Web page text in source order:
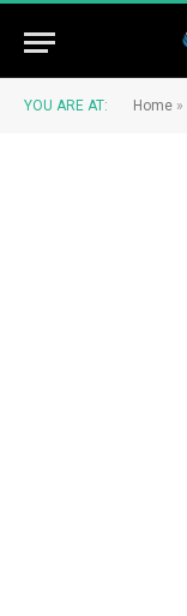
YOU ARE AT: Home »